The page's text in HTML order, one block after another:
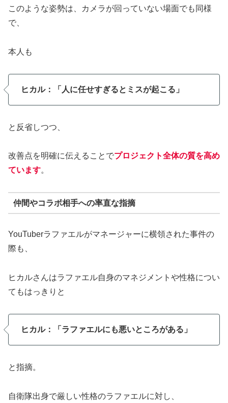
このような姿勢は、カメラが回っていない場面でも同様
で、
本人も
ヒカル：「人に任せすぎるとミスが起こる」
と反省しつつ、
改善点を明確に伝えることでプロジェクト全体の質を高め
ています。
仲間やコラボ相手への率直な指摘
YouTuberラファエルがマネージャーに横領された事件の
際も、
ヒカルさんはラファエル自身のマネジメントや性格につい
てもはっきりと
ヒカル：「ラファエルにも悪いところがある」
と指摘。
自衛隊出身で厳しい性格のラファエルに対し、